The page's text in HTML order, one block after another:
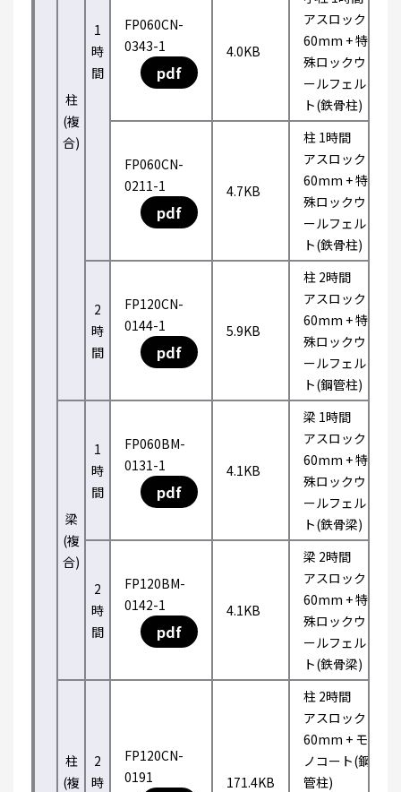
柱
(複
合)
1
時
間
FP060CN-
0343-1
pdf
4.0KB
アスロック
60mm + 特
殊ロックウ
ールフェル
ト(鉄骨柱)
FP060CN-
0211-1
pdf
4.7KB
柱 1時間
アスロック
60mm + 特
殊ロックウ
ールフェル
ト(鉄骨柱)
2
時
間
FP120CN-
0144-1
pdf
5.9KB
柱 2時間
アスロック
60mm + 特
殊ロックウ
ールフェル
ト(鋼管柱)
梁
(複
合)
1
時
間
FP060BM-
0131-1
pdf
4.1KB
梁 1時間
アスロック
60mm + 特
殊ロックウ
ールフェル
ト(鉄骨梁)
2
時
間
FP120BM-
0142-1
pdf
4.1KB
梁 2時間
アスロック
60mm + 特
殊ロックウ
ールフェル
ト(鉄骨梁)
柱
(複
2
時
FP120CN-
0191
171.4KB
柱 2時間
アスロック
60mm + モ
ノコート(鋼
管柱)